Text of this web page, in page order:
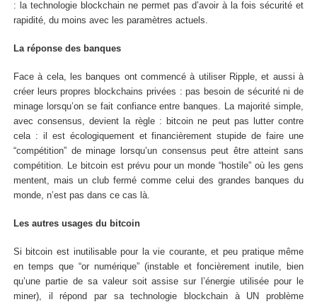
: la technologie blockchain ne permet pas d’avoir à la fois sécurité et
rapidité, du moins avec les paramètres actuels.
La réponse des banques
Face à cela, les banques ont commencé à utiliser Ripple, et aussi à
créer leurs propres blockchains privées : pas besoin de sécurité ni de
minage lorsqu’on se fait confiance entre banques. La majorité simple,
avec consensus, devient la règle : bitcoin ne peut pas lutter contre
cela : il est écologiquement et financièrement stupide de faire une
“compétition” de minage lorsqu’un consensus peut être atteint sans
compétition. Le bitcoin est prévu pour un monde “hostile” où les gens
mentent, mais un club fermé comme celui des grandes banques du
monde, n’est pas dans ce cas là.
Les autres usages du bitcoin
Si bitcoin est inutilisable pour la vie courante, et peu pratique même
en temps que “or numérique” (instable et foncièrement inutile, bien
qu’une partie de sa valeur soit assise sur l’énergie utilisée pour le
miner), il répond par sa technologie blockchain à UN problème